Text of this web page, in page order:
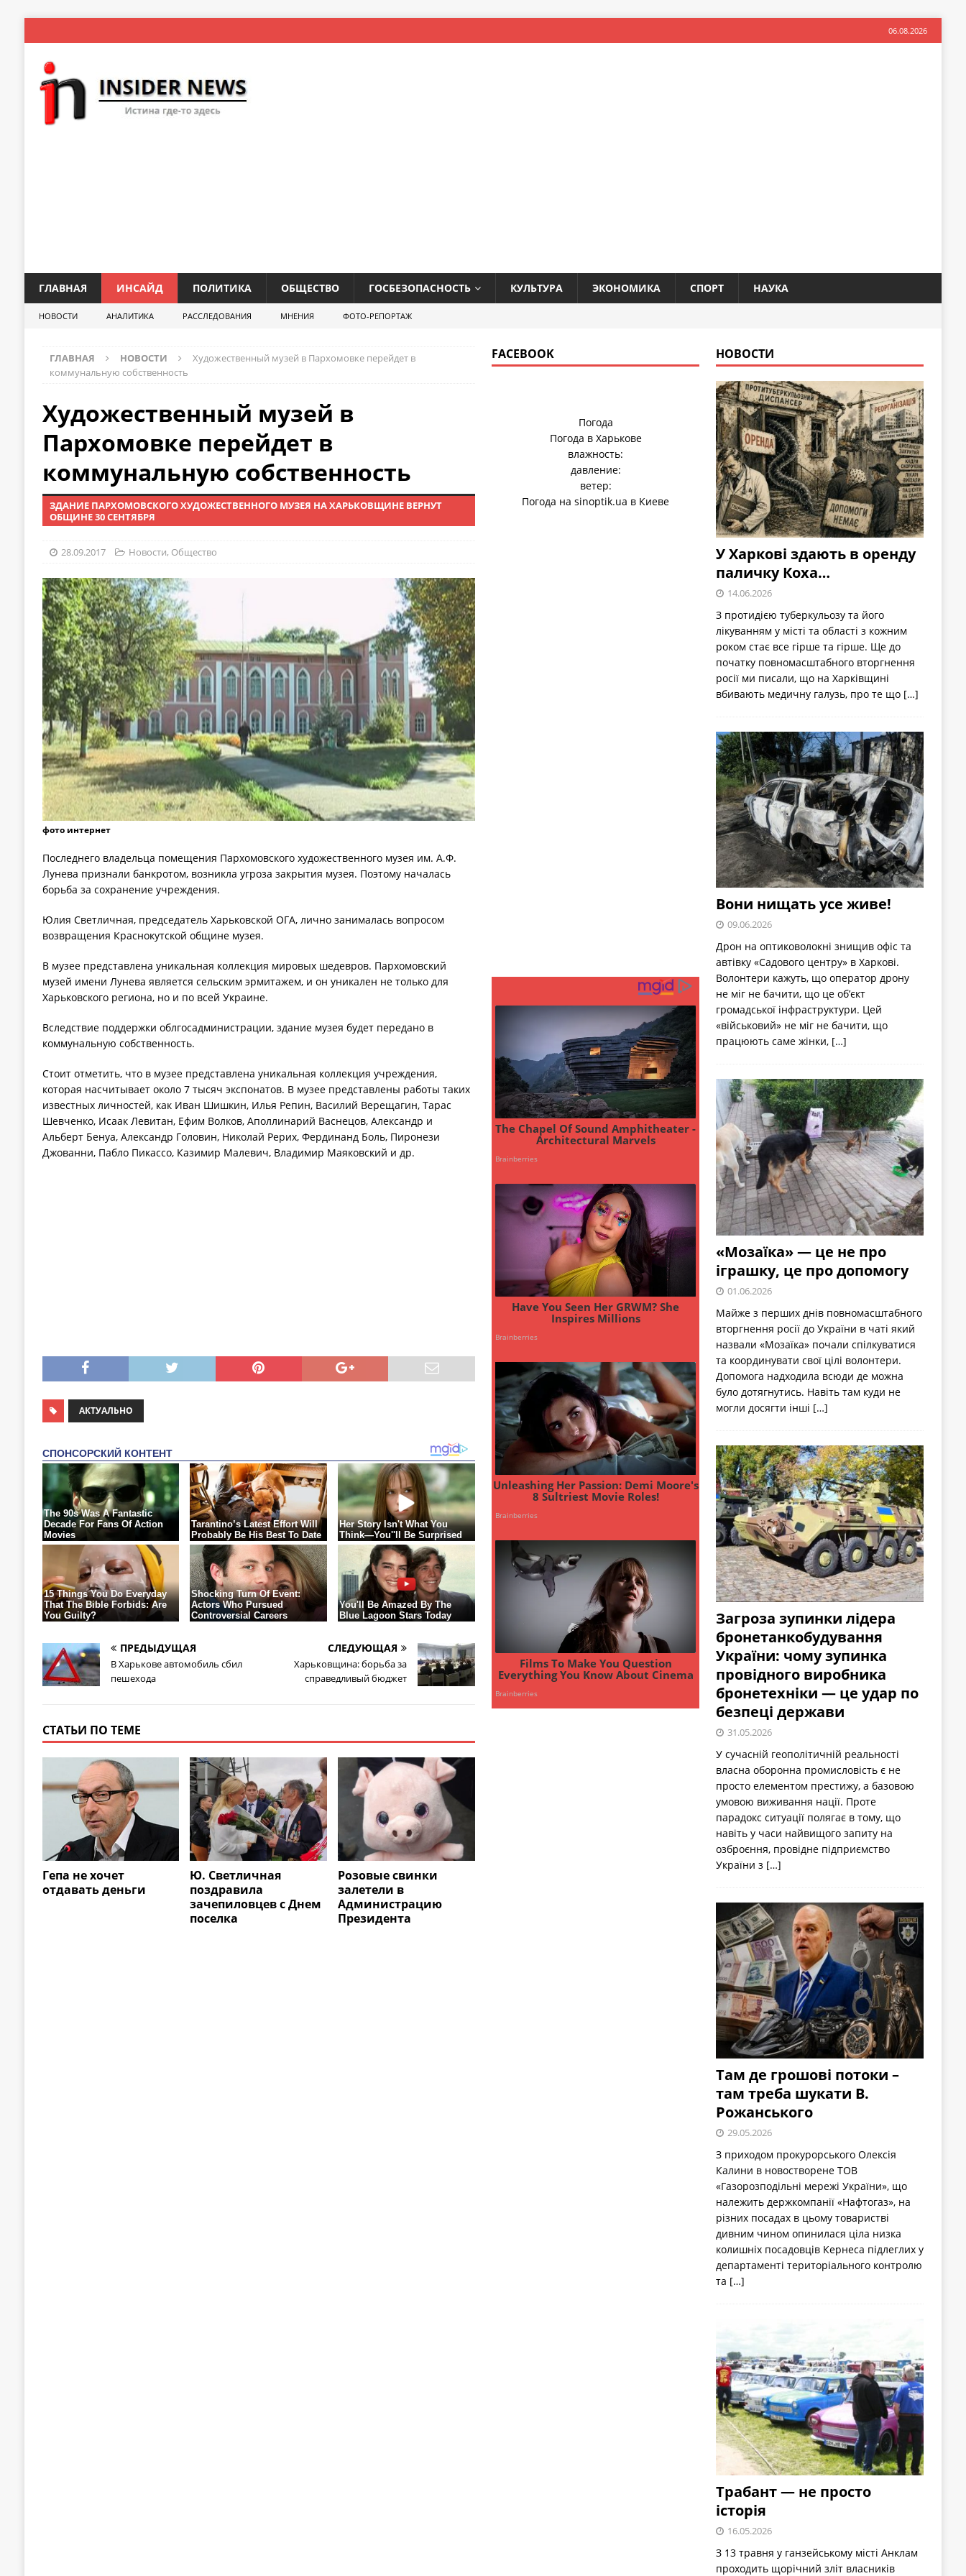
06.08.2026
ГЛАВНАЯ ИНСАЙД ПОЛИТИКА ОБЩЕСТВО ГОСБЕЗОПАСНОСТЬ КУЛЬТУРА ЭКОНОМИКА СПОРТ НАУКА
НОВОСТИ АНАЛИТИКА РАССЛЕДОВАНИЯ МНЕНИЯ ФОТО-РЕПОРТАЖ
ГЛАВНАЯ НОВОСТИ
Художественный музей в Пархомовке перейдет в
коммунальную собственность
Художественный музей в
Пархомовке перейдет в
коммунальную собственность
ЗДАНИЕ ПАРХОМОВСКОГО ХУДОЖЕСТВЕННОГО МУЗЕЯ НА ХАРЬКОВЩИНЕ ВЕРНУТ
ОБЩИНЕ 30 СЕНТЯБРЯ
28.09.2017 Новости, Общество
фото интернет
Последнего владельца помещения Пархомовского художественного музея им. А.Ф.
Лунева признали банкротом, возникла угроза закрытия музея. Поэтому началась
борьба за сохранение учреждения.
Юлия Светличная, председатель Харьковской ОГА, лично занималась вопросом
возвращения Краснокутской общине музея.
В музее представлена уникальная коллекция мировых шедевров. Пархомовский
музей имени Лунева является сельским эрмитажем, и он уникален не только для
Харьковского региона, но и по всей Украине.
Вследствие поддержки облгосадминистрации, здание музея будет передано в
коммунальную собственность.
Стоит отметить, что в музее представлена уникальная коллекция учреждения,
которая насчитывает около 7 тысяч экспонатов. В музее представлены работы таких
известных личностей, как Иван Шишкин, Илья Репин, Василий Верещагин, Тарас
Шевченко, Исаак Левитан, Ефим Волков, Аполлинарий Васнецов, Александр и
Альберт Бенуа, Александр Головин, Николай Рерих, Фердинанд Боль, Пиронези
Джованни, Пабло Пикассо, Казимир Малевич, Владимир Маяковский и др.
АКТУАЛЬНО
ПРЕДЫДУЩАЯ
В Харькове автомобиль сбил
пешехода
СЛЕДУЮЩАЯ
Харьковщина: борьба за
справедливый бюджет
СТАТЬИ ПО ТЕМЕ
Гепа не хочет
отдавать деньги
Ю. Светличная
поздравила
зачепиловцев с Днем
поселка
Розовые свинки
залетели в
Администрацию
Президента
FACEBOOK
Погода
Погода в Харькове
влажность:
давление:
ветер:
Погода наsinoptik.ua в Киеве
НОВОСТИ
У Харкові здають в оренду
паличку Коха…
14.06.2026
З протидією туберкульозу та його
лікуванням у місті та області з кожним
роком стає все гірше та гірше. Ще до
початку повномасштабного вторгнення
росії ми писали, що на Харківщині
вбивають медичну галузь, про те що […]
Вони нищать усе живе!
09.06.2026
Дрон на оптиковолокні знищив офіс та
автівку «Садового центру» в Харкові.
Волонтери кажуть, що оператор дрону
не міг не бачити, що це об’єкт
громадської інфраструктури. Цей
«військовий» не міг не бачити, що
працюють саме жінки, […]
«Мозаїка» — це не про
іграшку, це про допомогу
01.06.2026
Майже з перших днів повномасштабного
вторгнення росії до України в чаті який
назвали «Мозаїка» почали спілкуватися
та координувати свої цілі волонтери.
Допомога надходила всюди де можна
було дотягнутись. Навіть там куди не
могли досягти інші […]
Загроза зупинки лідера
бронетанкобудування
України: чому зупинка
провідного виробника
бронетехніки — це удар по
безпеці держави
31.05.2026
У сучасній геополітичній реальності
власна оборонна промисловість є не
просто елементом престижу, а базовою
умовою виживання нації. Проте
парадокс ситуації полягає в тому, що
навіть у часи найвищого запиту на
озброєння, провідне підприємство
України з […]
Там де грошові потоки –
там треба шукати В.
Рожанського
29.05.2026
З приходом прокурорського Олексія
Калини в новостворене ТОВ
«Газорозподільні мережі України», що
належить держкомпанії «Нафтогаз», на
різних посадах в цьому товаристві
дивним чином опинилася ціла низка
колишніх посадовців Кернеса підлеглих у
департаменті територіального контролю
та […]
Трабант — не просто
історія
16.05.2026
З 13 травня у ганзейському місті Анклам
проходить щорічний зліт власників